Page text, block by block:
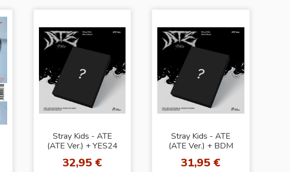
Stray Kids - ATE
(ATE Ver.) + YES24
32,95 €
Stray Kids - ATE
(ATE Ver.) + BDM
31,95 €